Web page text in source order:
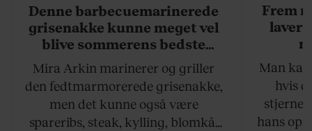
Denne barbecuemarinerede
grisenakke kunne meget vel
blive sommerens bedste
grillret
Mira Arkin marinerer og griller
den fedtmarmorerede grisenakke,
men det kunne også være
spareribs, steak, kylling, blomkål
Frem
laver
Man
hvis
hans